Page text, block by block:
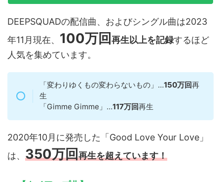
DEEPSQUADの配信曲、およびシングル曲は2023
年11月現在、 100万回 再生以上を記録するほど
人気を集めています。
「変わりゆくもの変わらないもの」…150万回再
生
「Gimme Gimme」…117万回再生
2020年10月に発売した「Good Love Your Love」
は、 350万回再生を超えています！